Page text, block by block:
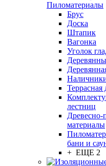
Пиломатериалы
Брус
Доска
Штапик
Вагонка
Уголок
Террасная
лестниц
Древесно-
материалы
бани и
+ ЕЩЕ 2